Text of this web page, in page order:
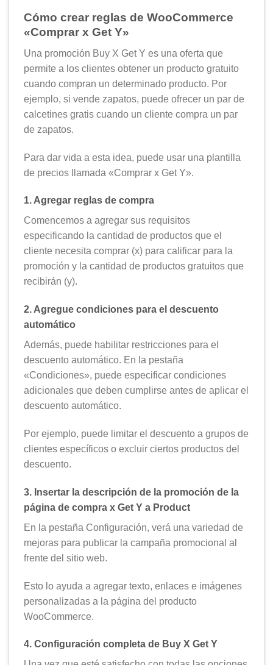
Cómo crear reglas de WooCommerce
«Comprar x Get Y»
Una promoción Buy X Get Y es una oferta que
permite a los clientes obtener un producto gratuito
cuando compran un determinado producto. Por
ejemplo, si vende zapatos, puede ofrecer un par de
calcetines gratis cuando un cliente compra un par
de zapatos.
Para dar vida a esta idea, puede usar una plantilla
de precios llamada «Comprar x Get Y».
1. Agregar reglas de compra
Comencemos a agregar sus requisitos
especificando la cantidad de productos que el
cliente necesita comprar (x) para calificar para la
promoción y la cantidad de productos gratuitos que
recibirán (y).
2. Agregue condiciones para el descuento
automático
Además, puede habilitar restricciones para el
descuento automático. En la pestaña
«Condiciones», puede especificar condiciones
adicionales que deben cumplirse antes de aplicar el
descuento automático.
Por ejemplo, puede limitar el descuento a grupos de
clientes específicos o excluir ciertos productos del
descuento.
3. Insertar la descripción de la promoción de la
página de compra x Get Y a Product
En la pestaña Configuración, verá una variedad de
mejoras para publicar la campaña promocional al
frente del sitio web.
Esto lo ayuda a agregar texto, enlaces e imágenes
personalizadas a la página del producto
WooCommerce.
4. Configuración completa de Buy X Get Y